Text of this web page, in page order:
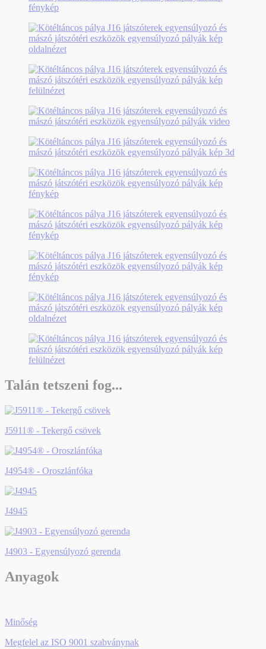
Talán tetszeni fog...
J5911® - Tekergő csövek
J4954® - Oroszlánfóka
J4945
J4903 - Egyensúlyozó gerenda
Anyagok
Minőség
Megfelel az ISO 9001 szabványnak